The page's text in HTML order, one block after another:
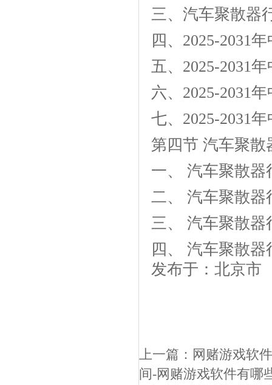
三、汽车聚散器
四、2025-2031
五、2025-2031
六、2025-2031
七、2025-2031
第四节 汽车聚
一、 汽车聚散
二、 汽车聚散器
三、 汽车聚散
四、 汽车聚散
发布于：北京市
上一篇： 网赌游戏软
间-网赌游戏软件有哪